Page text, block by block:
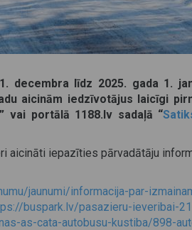
decembra līdz 2025. gada 1.
aicinām iedzīvotājus laicīgi
” vai portālā 1188.lv sadaļā “
aicināti iepazīties pārvadātāju
jaunumi/informacija-par-
buspark.lv/pasazieru-ieveribai-
as-cata-autobusu-kustiba/898-